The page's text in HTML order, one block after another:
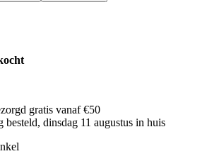
gratis vanaf €50
besteld, dinsdag 11 augustus in huis